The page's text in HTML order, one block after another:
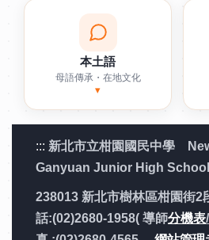
本土語
母語傳承・在地文化
▾
::: 新北市立柑園國民中學
Ganyuan Junior High School
238013 新北市樹林區柑園街2
話:(02)2680-1958( 導師分機表